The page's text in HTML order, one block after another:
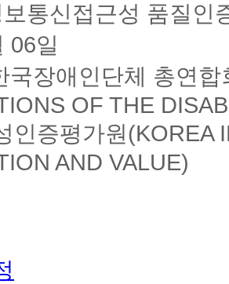
통신접근성 품질인
06일
국장애인단체 총연
OF THE
인증평가원(KOREA
AND VALUE)